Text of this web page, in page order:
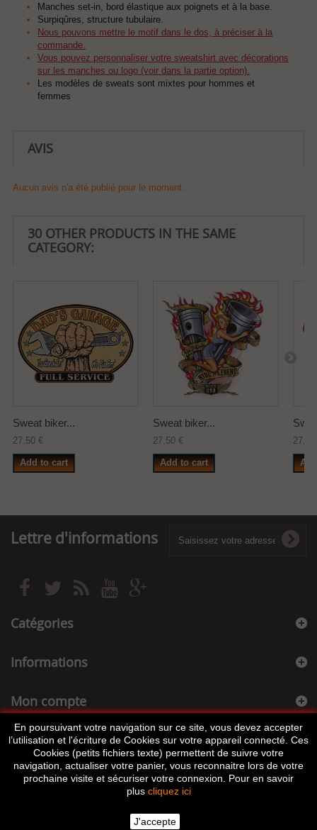
Manches set-in, bord élastique aux poignets et à la base.
Surpiqûres, structure tubulaire.
Nous pouvons mettre le motif dans le dos, à préciser à la
commande.
Vous pouvez personnaliser votre sweatshirt avec décorations
sur les manches ou logo (voir dans la partie option).
Les modèles de sweats sont mixtes pour hommes et
femmes
AVIS
Aucun avis n'a été publié pour le moment.
30 OTHER PRODUCTS IN THE SAME
CATEGORY:
Sweat biker...
27,50 €
Add to cart
Sweat biker...
27,50 €
Add to cart
Lettre d'informations
Catégories
Informations
Mon compte
Informations sur votre boutique
En poursuivant votre navigation sur ce site, vous devez accepter
l’utilisation et l'écriture de Cookies sur votre appareil connecté. Ces
Cookies (petits fichiers texte) permettent de suivre votre
navigation, actualiser votre panier, vous reconnaitre lors de votre
prochaine visite et sécuriser votre connexion. Pour en savoir
plus cliquez ici
J'accepte